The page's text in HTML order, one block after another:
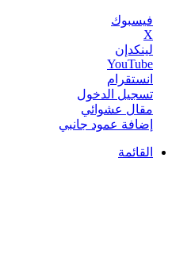
فيسبوك
‫X
لينكدإن
‫YouTube
انستقرام
تسجيل الدخول
مقال عشوائي
إضافة عمود جانبي
القائمة